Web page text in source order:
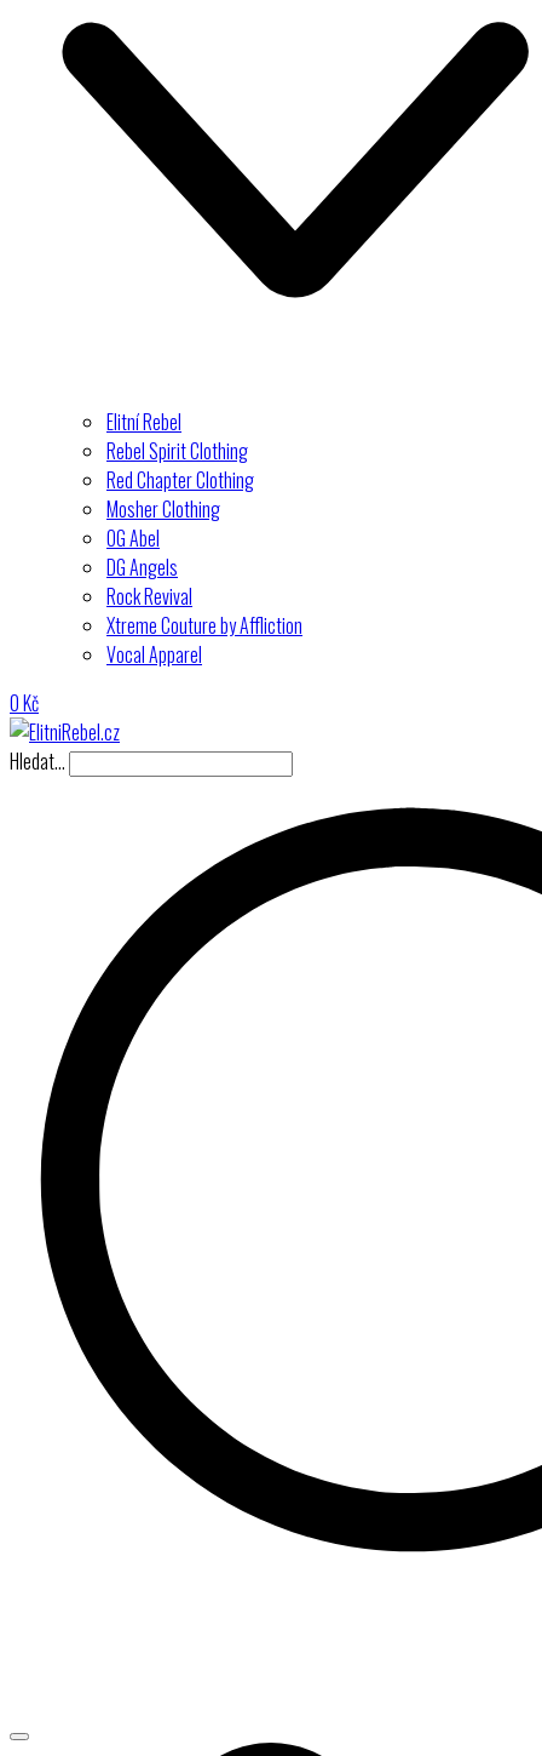
Elitní Rebel
Rebel Spirit Clothing
Red Chapter Clothing
Mosher Clothing
OG Abel
DG Angels
Rock Revival
Xtreme Couture by Affliction
Vocal Apparel
0Kč
Hledat…